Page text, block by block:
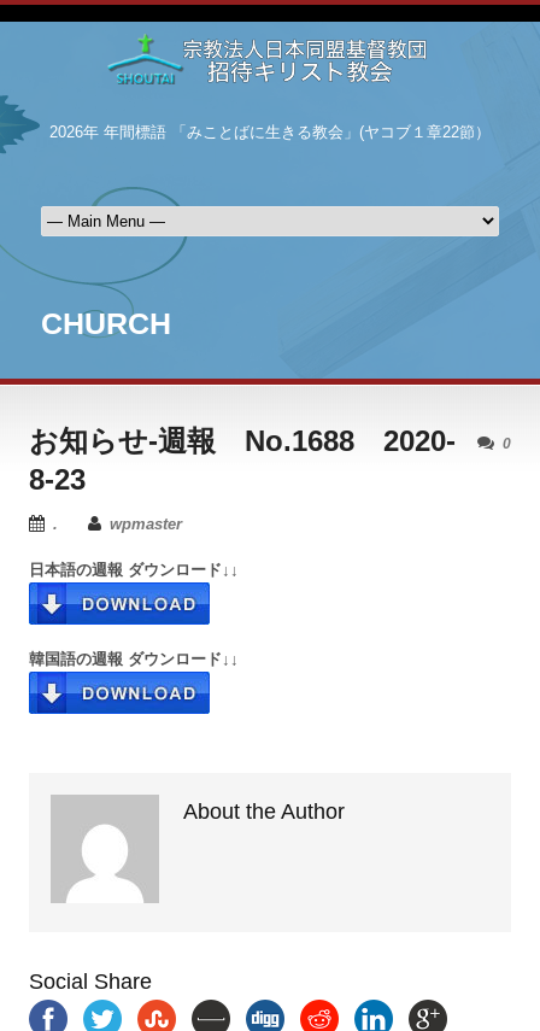
2026年 年間標語 「みことばに生きる教会」(ヤコブ１章22節）
CHURCH
0
お知らせ-週報 No.1688 2020-
8-23
. wpmaster
日本語の週報 ダウンロード↓↓
韓国語の週報 ダウンロード↓↓
About the Author
Social Share